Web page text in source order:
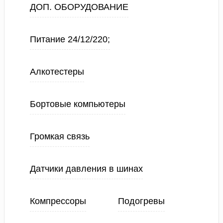
ДОП. ОБОРУДОВАНИЕ
Питание 24/12/220;
Алкотестеры
Бортовые компьютеры
Громкая связь
Датчики давления в шинах
Компрессоры Подогревы